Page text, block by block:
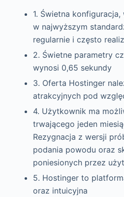
1. Świetna
w najwyższym
regularnie i często
2. Świetne parametry
wynosi 0,65 sekundy
3. Oferta Hostinger
atrakcyjnych pod
4. Użytkownik ma
trwającego jeden
Rezygnacja z wersji
podania powodu oraz
poniesionych przez
5. Hostinger to
oraz intuicyjna